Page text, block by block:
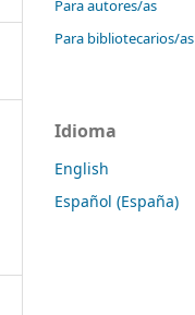
Para autores/as
Para bibliotecarios/as
Idioma
English
Español (España)